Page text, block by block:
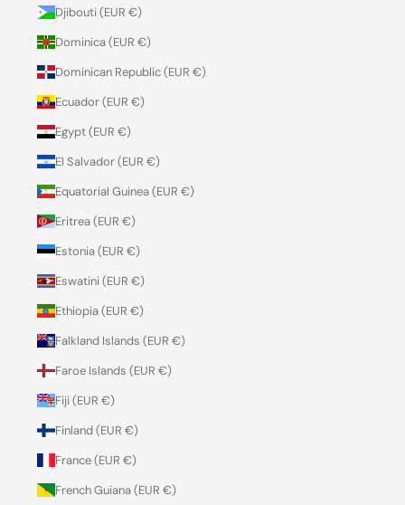
Djibouti (EUR €)
Dominica (EUR €)
Dominican Republic (EUR €)
Ecuador (EUR €)
Egypt (EUR €)
El Salvador (EUR €)
Equatorial Guinea (EUR €)
Eritrea (EUR €)
Estonia (EUR €)
Eswatini (EUR €)
Ethiopia (EUR €)
Falkland Islands (EUR €)
Faroe Islands (EUR €)
Fiji (EUR €)
Finland (EUR €)
France (EUR €)
French Guiana (EUR €)